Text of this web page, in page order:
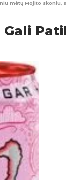
mėtų Mojito skoniu,
Gali